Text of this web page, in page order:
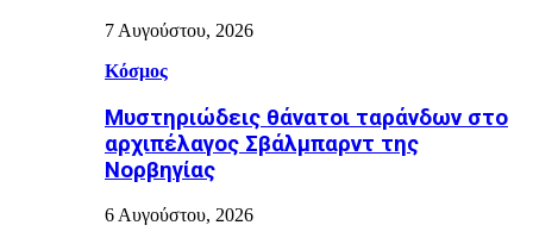
7 Αυγούστου, 2026
Κόσμος
Μυστηριώδεις θάνατοι ταράνδων στο
αρχιπέλαγος Σβάλμπαρντ της
Νορβηγίας
6 Αυγούστου, 2026